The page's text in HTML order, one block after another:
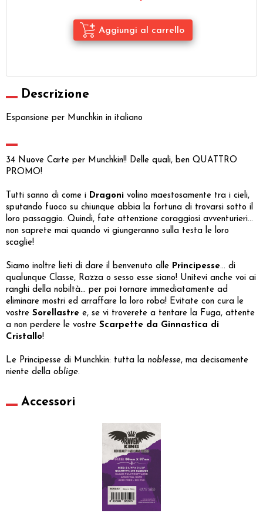
Descrizione
Espansione per Munchkin in italiano
34 Nuove Carte per Munchkin!! Delle quali, ben QUATTRO
PROMO!
Tutti sanno di come i Dragoni volino maestosamente tra i cieli,
sputando fuoco su chiunque abbia la fortuna di trovarsi sotto il
loro passaggio. Quindi, fate attenzione coraggiosi avventurieri...
non saprete mai quando vi giungeranno sulla testa le loro
scaglie!
Siamo inoltre lieti di dare il benvenuto alle Principesse... di
qualunque Classe, Razza o sesso esse siano! Unitevi anche voi ai
ranghi della nobiltà... per poi tornare immediatamente ad
eliminare mostri ed arraffare la loro roba! Evitate con cura le
vostre Sorellastre e, se vi troverete a tentare la Fuga, attente
a non perdere le vostre Scarpette da Ginnastica di
Cristallo!
Le Principesse di Munchkin: tutta la noblesse, ma decisamente
niente della oblige.
Accessori